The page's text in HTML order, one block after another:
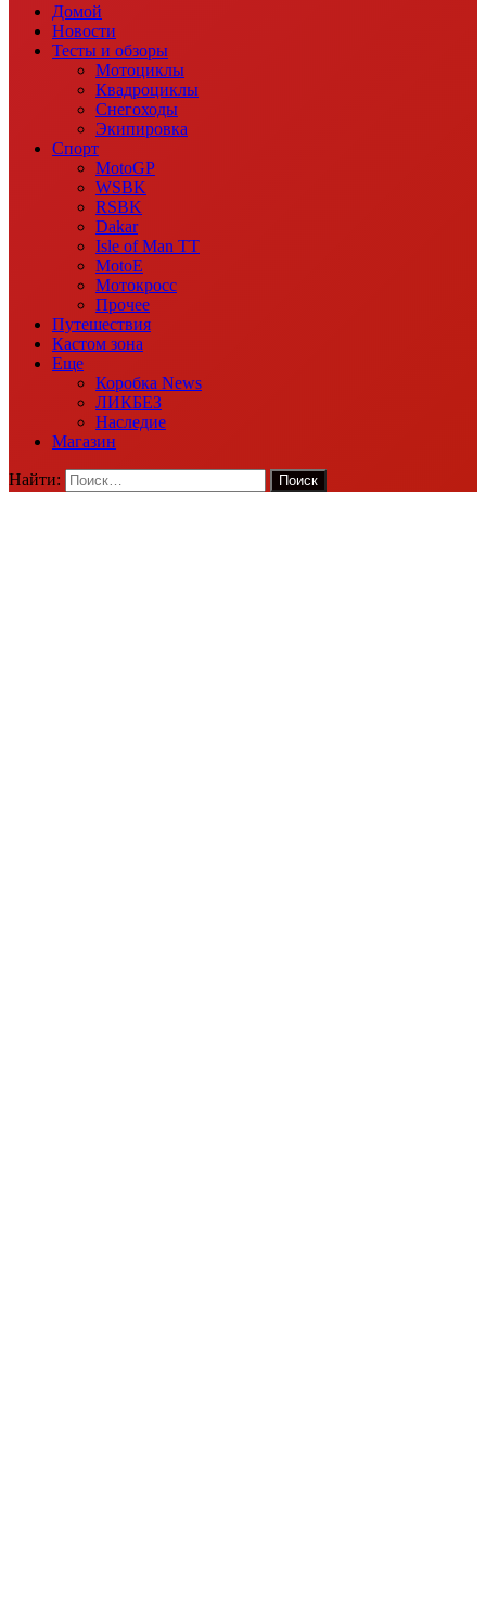
Домой
Новости
Тесты и обзоры
Мотоциклы
Квадроциклы
Снегоходы
Экипировка
Спорт
MotoGP
WSBK
RSBK
Dakar
Isle of Man TT
MotoE
Мотокросс
Прочее
Путешествия
Кастом зона
Еще
Коробка News
ЛИКБЕЗ
Наследие
Магазин
Найти: